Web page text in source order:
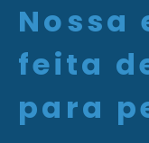
Nossa
feita
para